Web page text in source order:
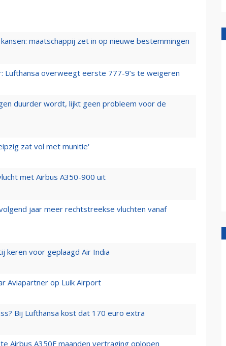
maatschappij zet in op nieuwe bestemmingen
Lufthansa overweegt eerste 777-9’s te weigeren
duurder wordt, lijkt geen probleem voor de
zat vol met munitie'
met Airbus A350-900 uit
jaar meer rechtstreekse vluchten vanaf
keren voor geplaagd Air India
Aviapartner op Luik Airport
Bij Lufthansa kost dat 170 euro extra
Airbus A350F maanden vertraging oplopen